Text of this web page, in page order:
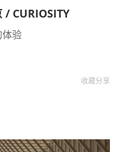
CURIOSITY
验
收藏分享